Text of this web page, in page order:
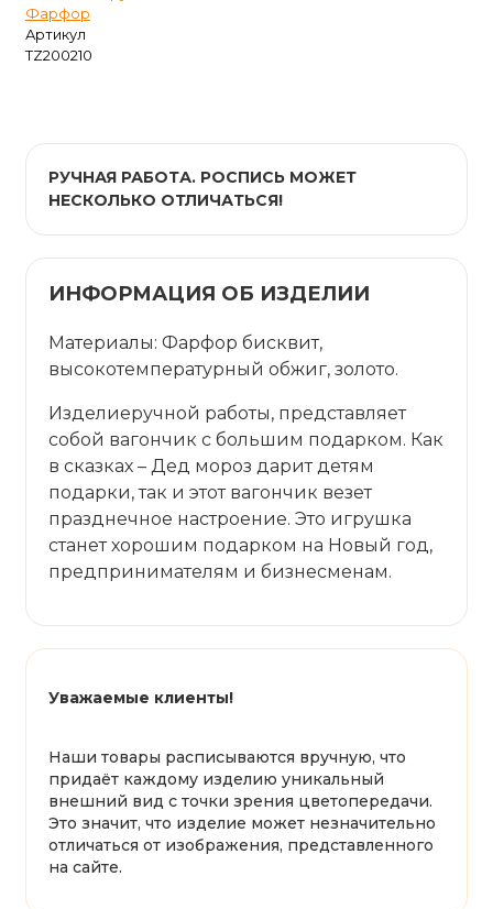
Фарфор
Артикул
TZ200210
РУЧНАЯ РАБОТА. РОСПИСЬ МОЖЕТ
НЕСКОЛЬКО ОТЛИЧАТЬСЯ!
ИНФОРМАЦИЯ ОБ ИЗДЕЛИИ
Материалы: Фарфор бисквит,
высокотемпературный обжиг, золото.
Изделиеручной работы, представляет
собой вагончик с большим подарком. Как
в сказках – Дед мороз дарит детям
подарки, так и этот вагончик везет
празднечное настроение. Это игрушка
станет хорошим подарком на Новый год,
предпринимателям и бизнесменам.
Уважаемые клиенты!
Наши товары расписываются вручную, что
придаёт каждому изделию уникальный
внешний вид с точки зрения цветопередачи.
Это значит, что изделие может незначительно
отличаться от изображения, представленного
на сайте.